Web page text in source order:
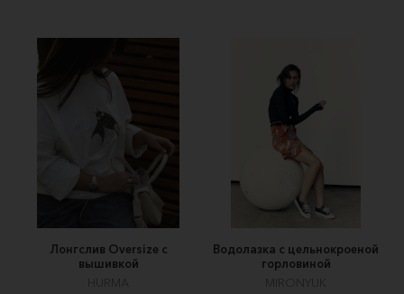
Лонгслив Oversize с
вышивкой
HURMA
Водолазка с цельнокроеной
горловиной
MIRONYUK